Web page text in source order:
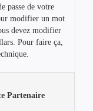
passe de votre
modifier un mot
devez modifier
Pour faire ça,
Partenaire